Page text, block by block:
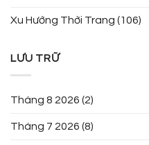
Xu Hướng Thời Trang (106)
LƯU TRỮ
Tháng 8 2026 (2)
Tháng 7 2026 (8)